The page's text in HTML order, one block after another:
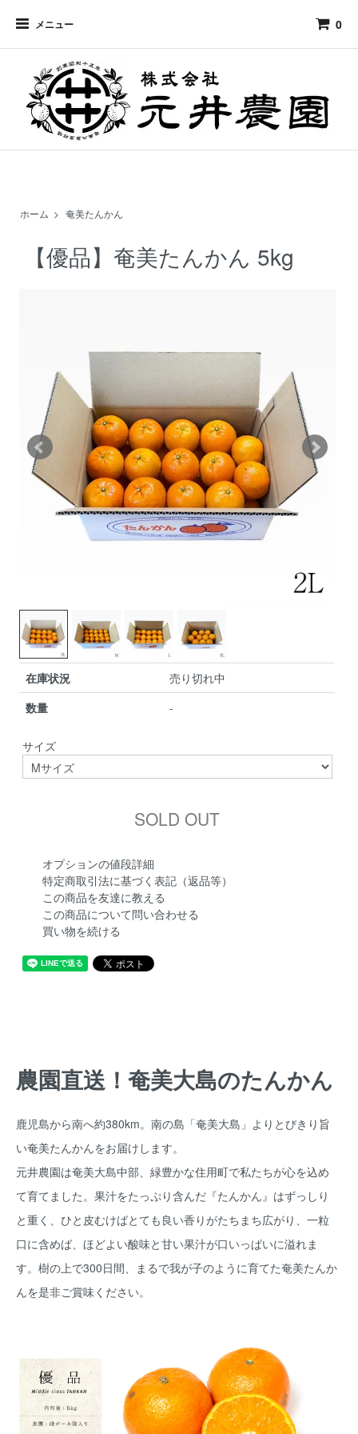
メニュー 0
ホーム > 奄美たんかん
【優品】奄美たんかん 5kg
在庫状況
売り切れ中
数量
-
サイズ
オプションの値段詳細
特定商取引法に基づく表記（返品等）
この商品を友達に教える
この商品について問い合わせる
買い物を続ける
農園直送！奄美大島のたんかん
鹿児島から南へ約380km。南の島「奄美大島」よりとびきり旨
い奄美たんかんをお届けします。
元井農園は奄美大島中部、緑豊かな住用町で私たちが心を込め
て育てました。果汁をたっぷり含んだ『たんかん』はずっしり
と重く、ひと皮むけばとても良い香りがたちまち広がり、一粒
口に含めば、ほどよい酸味と甘い果汁が口いっぱいに溢れま
す。樹の上で300日間、まるで我が子のように育てた奄美たんか
んを是非ご賞味ください。